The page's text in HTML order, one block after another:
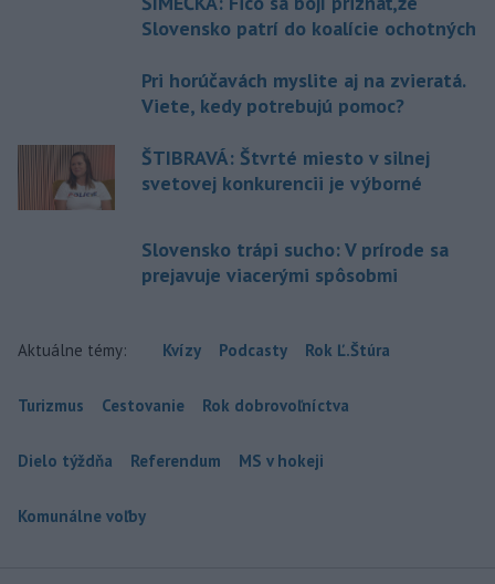
Slovensko patrí do koalície ochotných
Pri horúčavách myslite aj na zvieratá.
Viete, kedy potrebujú pomoc?
ŠTIBRAVÁ: Štvrté miesto v silnej
svetovej konkurencii je výborné
Slovensko trápi sucho: V prírode sa
prejavuje viacerými spôsobmi
Aktuálne témy: Kvízy Podcasty Rok Ľ.Štúra
Turizmus Cestovanie Rok dobrovoľníctva
Dielo týždňa Referendum MS v hokeji
Komunálne voľby